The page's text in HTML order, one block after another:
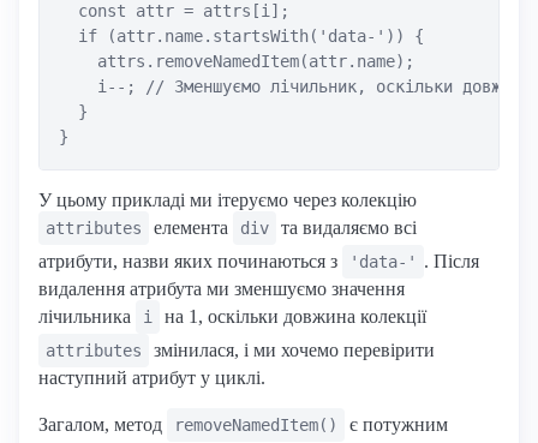
  const attr = attrs[i];
  if (attr.name.startsWith('data-')) {
    attrs.removeNamedItem(attr.name);
i--; // Зменшуємо лічильник, оскільки довжина
  }
У цьому прикладі ми ітеруємо через колекцію
attributes елемента div
та видаляємо всі
атрибути, назви яких починаються з
'data-'
. Після
видалення атрибута ми зменшуємо значення
лічильника
i на 1, оскільки довжина колекції
attributes
змінилася, і ми хочемо перевірити
наступний атрибут у циклі.
Загалом, метод removeNamedItem()
є потужним